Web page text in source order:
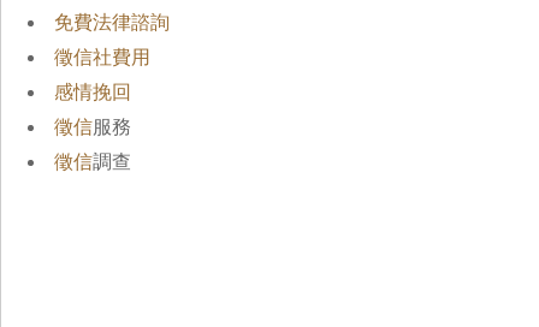
免費法律諮詢
徵信社費用
感情挽回
徵信服務
徵信調查